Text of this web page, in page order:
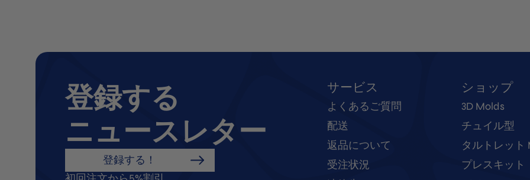
登録する
ニュースレター
登録する！
サービス
よくあるご質問
配送
返品について
受注状況
ショップ
3D Molds
チュイル型
タルトレット
プレスキット